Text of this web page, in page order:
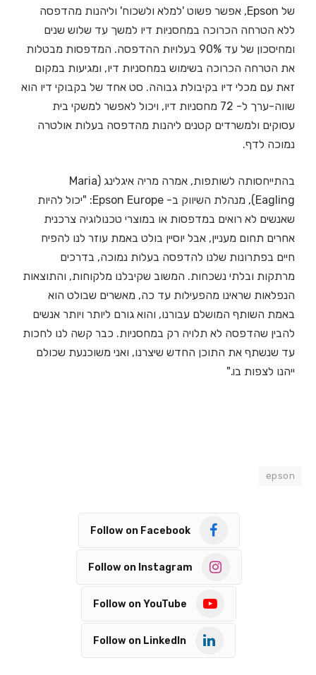
של Epson, אפשר פשוט 'למלא ולשכוח' וליהנות מהדפסה
ללא הטרחה הכרוכה במחסניות דיו למשך עד שלוש שנים
ומחיסכון של עד 90% בעלויות ההדפסה. המדפסות מבטלות
את הטרחה הכרוכה בשימוש במחסניות דיו, ומגיעות במקום
זאת עם מכלי דיו בקיבולת גבוהה. סט אחד של בקבוקי דיו הוא
שווה-ערך ל- 72 מחסניות דיו, ויכול לאפשר למשקי בית
עסוקים ולמשרדים קטנים ליהנות מהדפסה בעלות אולטרה
נמוכה לדף.
בהתייחסותה לשותפות, אמרה מריה איגלינג (Maria
Eagling), מנהלת השיווק ב- Epson Europe: "יכול להיות
שאנשים לא רואים במדפסות או במוצרי טכנולוגיה צרכנית
אחרים תחום מעניין, אבל יוסיין בולט באמת עוזר לנו להפיח
חיים בפתרונות שלנו להדפסה בעלות נמוכה, בדרכים
מרתקות ובלתי נשכחות. המשוב שקיבלנו מלקוחות, והתוצאות
הנפלאות שראינו מהפעילות עד כה, מאשרים שבולט הוא
באמת השותף המושלם עבורנו, והוא גורם ליותר ויותר אנשים
להבין שהדפסה לא תלויה רק במחסניות. כבר קשה לנו לחכות
עד שנשתף את התוכן החדש שיצרנו, ואני משוכנעת שכולם
ייהנו לצפות בו."
epson
Follow on Facebook
Follow on Instagram
Follow on YouTube
Follow on LinkedIn